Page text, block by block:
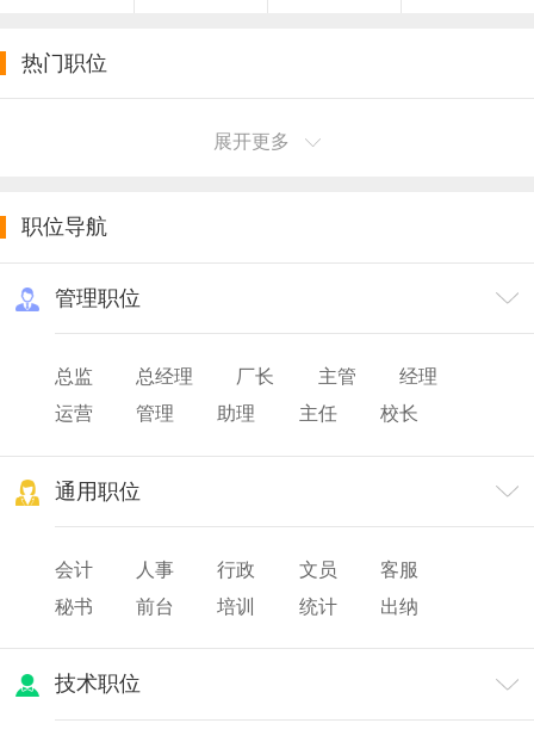
热门职位
展开更多
职位导航
管理职位
总监 总经理 厂长 主管
经理
运营
管理 助理 主任
校长
通用职位
会计 人事 行政 文员
客服
秘书
前台 培训 统计
出纳
审计
财务 薪酬 人力资源
技术职位